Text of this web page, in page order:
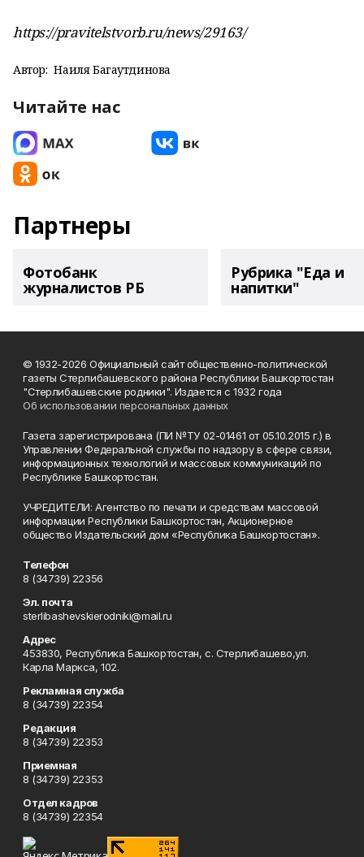
https://pravitelstvorb.ru/news/29163/
Автор: Наиля Багаутдинова
Читайте нас
Партнеры
Фотобанк
журналистов РБ
Рубрика "Еда и
напитки"
© 1932-2026 Официальный сайт общественно-политической
газеты Стерлибашевского района Республики Башкортостан
"Стерлибашевские родники". Издается с 1932 года
Об использовании персональных данных
Газета зарегистрирована (ПИ №ТУ 02-01461 от 05.10.2015 г.) в
Управлении Федеральной службы по надзору в сфере связи,
информационных технологий и массовых коммуникаций по
Республике Башкортостан.
УЧРЕДИТЕЛИ: Агентство по печати и средствам массовой
информации Республики Башкортостан, Акционерное
общество Издательский дом «Республика Башкортостан».
Телефон
8 (34739) 22356
Эл. почта
sterlibashevskierodniki@mail.ru
Адрес
453830, Республика Башкортостан, c. Стерлибашево,ул.
Карла Маркса, 102.
Рекламная служба
8 (34739) 22354
Редакция
8 (34739) 22353
Приемная
8 (34739) 22353
Отдел кадров
8 (34739) 22354